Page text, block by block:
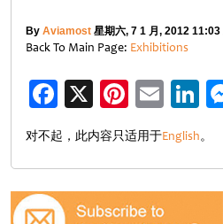
By Aviamost 星期六, 7 1 月, 2012 11:03
Back To Main Page: Exhibitions
Facebook
X
对不起，此内容只适用于English。